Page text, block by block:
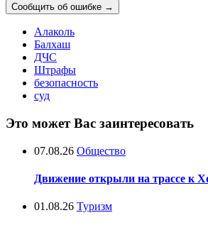
Сообщить об ошибке →
Алаколь
Балхаш
ДЧС
Штрафы
безопасность
суд
Это может Вас заинтересовать
07.08.26 Общество
Движение открыли на трассе к
01.08.26 Туризм